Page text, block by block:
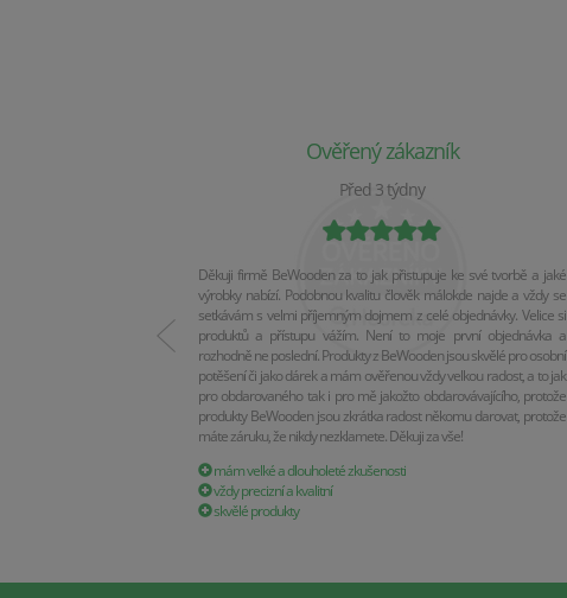
Ověřený zákazník
Před 3 týdny
Děkuji firmě BeWooden za to jak přistupuje ke své tvorbě a jaké
výrobky nabízí. Podobnou kvalitu člověk málokde najde a vždy se
setkávám s velmi příjemným dojmem z celé objednávky. Velice si
produktů a přístupu vážím. Není to moje první objednávka a
rozhodně ne poslední. Produkty z BeWooden jsou skvělé pro osobní
potěšení či jako dárek a mám ověřenou vždy velkou radost, a to jak
pro obdarovaného tak i pro mě jakožto obdarovávajícího, protože
produkty BeWooden jsou zkrátka radost někomu darovat, protože
máte záruku, že nikdy nezklamete. Děkuji za vše!
mám velké a dlouholeté zkušenosti
vždy precizní a kvalitní
skvělé produkty